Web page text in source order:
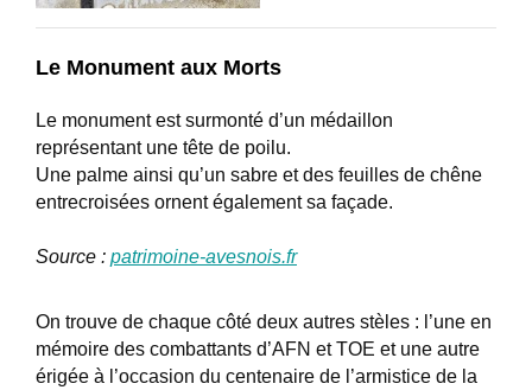
Le Monument aux Morts
Le monument est surmonté d’un médaillon
représentant une tête de poilu.
Une palme ainsi qu’un sabre et des feuilles de chêne
entrecroisées ornent également sa façade.
Source : patrimoine-avesnois.fr
On trouve de chaque côté deux autres stèles : l’une en
mémoire des combattants d’AFN et TOE et une autre
érigée à l’occasion du centenaire de l’armistice de la